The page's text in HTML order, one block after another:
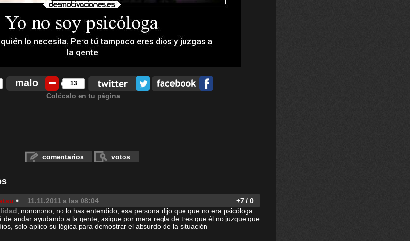
malo 13
Colócalo en tu página
comentarios votos
11.11.2011 a las 08:04
+7 / 0
, nononono, no lo has entendido, esa persona dijo que que no era psicóloga
de andar ayudando a la gente, asique por mera regla de tres que él no juzgue que
solo aplico su lógica para demostrar el absurdo de la situación